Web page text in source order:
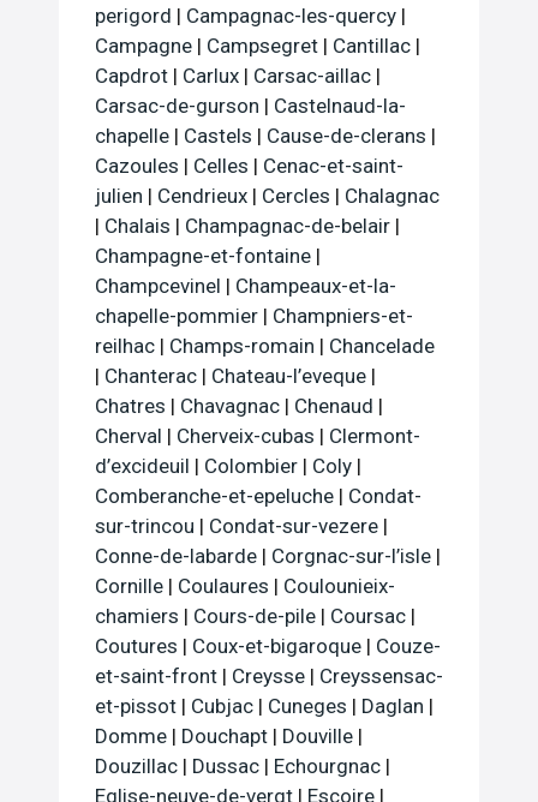
perigord | Campagnac-les-quercy |
Campagne | Campsegret | Cantillac |
Capdrot | Carlux | Carsac-aillac |
Carsac-de-gurson | Castelnaud-la-
chapelle | Castels | Cause-de-clerans |
Cazoules | Celles | Cenac-et-saint-
julien | Cendrieux | Cercles | Chalagnac
| Chalais | Champagnac-de-belair |
Champagne-et-fontaine |
Champcevinel | Champeaux-et-la-
chapelle-pommier | Champniers-et-
reilhac | Champs-romain | Chancelade
| Chanterac | Chateau-l’eveque |
Chatres | Chavagnac | Chenaud |
Cherval | Cherveix-cubas | Clermont-
d’excideuil | Colombier | Coly |
Comberanche-et-epeluche | Condat-
sur-trincou | Condat-sur-vezere |
Conne-de-labarde | Corgnac-sur-l’isle |
Cornille | Coulaures | Coulounieix-
chamiers | Cours-de-pile | Coursac |
Coutures | Coux-et-bigaroque | Couze-
et-saint-front | Creysse | Creyssensac-
et-pissot | Cubjac | Cuneges | Daglan |
Domme | Douchapt | Douville |
Douzillac | Dussac | Echourgnac |
Eglise-neuve-de-vergt | Escoire |